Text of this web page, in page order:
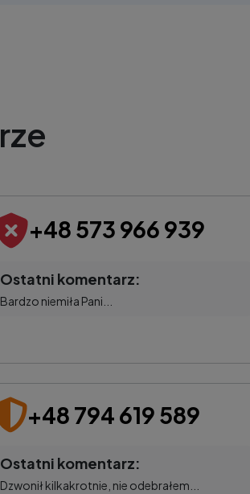
+48 573 966 939
Ostatni komentarz:
Bardzo niemiła Pani...
+48 794 619 589
Ostatni komentarz:
Dzwonił kilkakrotnie, nie odebrałem...